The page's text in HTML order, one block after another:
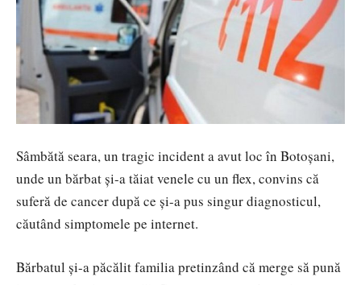
Sâmbătă seara, un tragic incident a avut loc în Botoșani,
unde un bărbat și-a tăiat venele cu un flex, convins că
suferă de cancer după ce și-a pus singur diagnosticul,
căutând simptomele pe internet.
Bărbatul și-a păcălit familia pretinzând că merge să pună